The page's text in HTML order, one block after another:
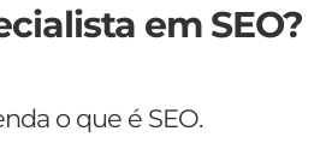
em SEO?
o que é SEO.